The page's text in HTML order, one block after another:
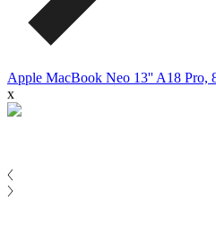
Apple MacBook Neo 13'' A18 Pro,
x